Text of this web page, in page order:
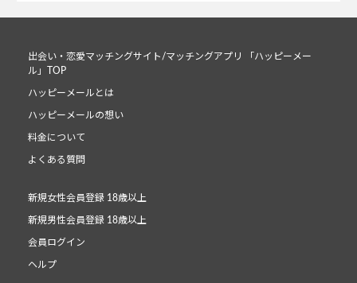
出会い・恋愛マッチングサイト/マッチングアプリ 「ハッピーメー
ル」TOP
ハッピーメールとは
ハッピーメールの想い
料金について
よくある質問
新規女性会員登録 18歳以上
新規男性会員登録 18歳以上
会員ログイン
ヘルプ